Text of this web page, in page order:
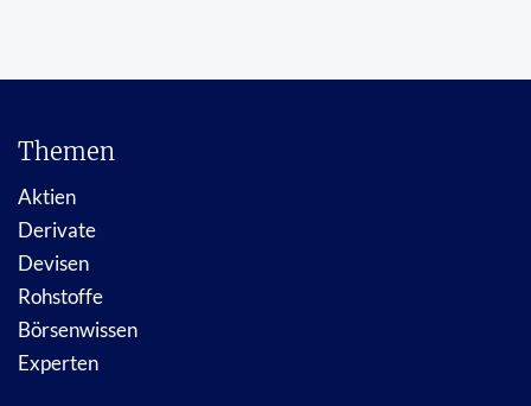
Themen
Aktien
Derivate
Devisen
Rohstoffe
Börsenwissen
Experten